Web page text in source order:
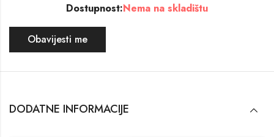
Dostupnost:Nema na skladištu
Obavijesti me
DODATNE INFORMACIJE